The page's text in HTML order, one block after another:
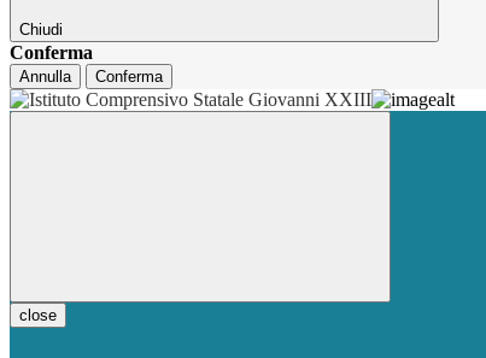
Chiudi
Conferma
Annulla Conferma
close